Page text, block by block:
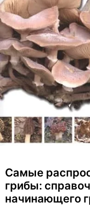
Самые
грибы:
начинающего